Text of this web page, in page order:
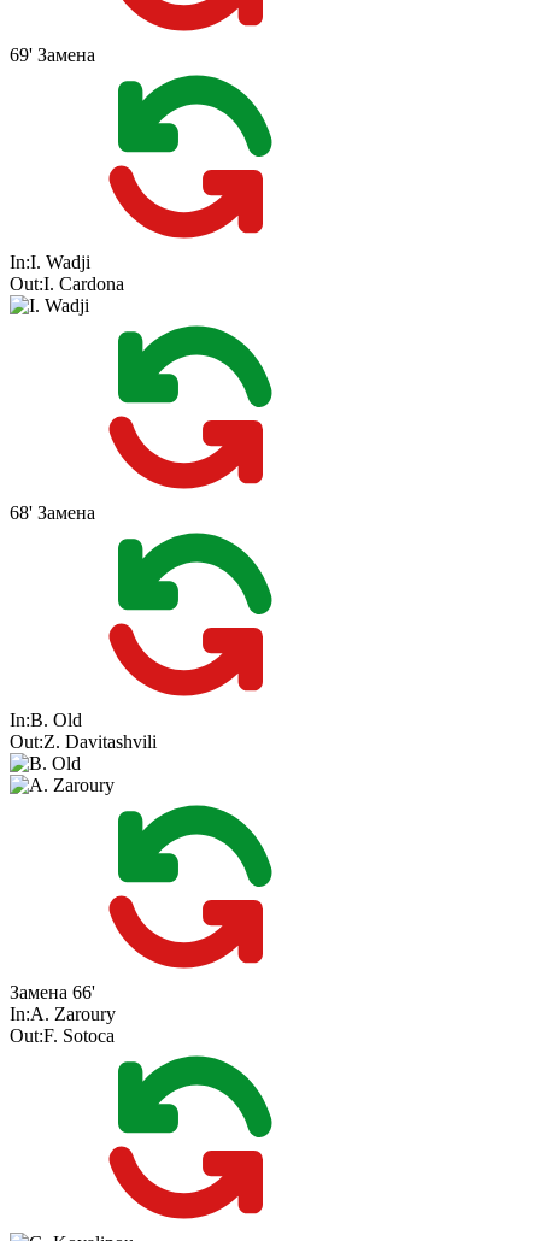
69' Замена
In:I. Wadji
Out:I. Cardona
68' Замена
In:B. Old
Out:Z. Davitashvili
Замена 66'
In:A. Zaroury
Out:F. Sotoca